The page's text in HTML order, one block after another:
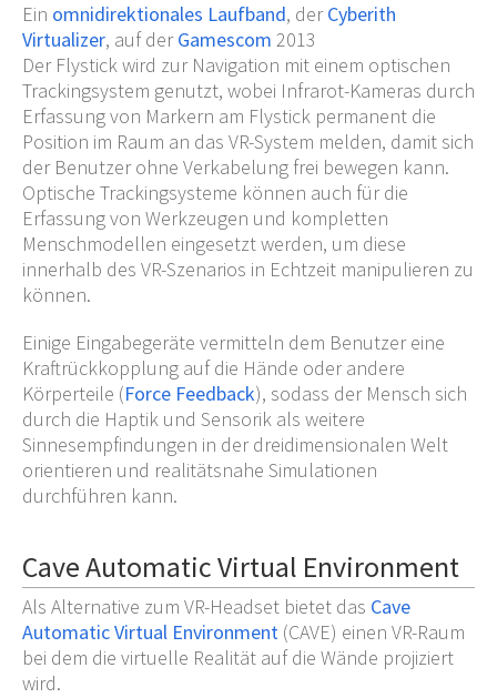
Ein omnidirektionales Laufband, derCyberith
Virtualizer, auf derGamescom 2013
Der Flystick wird zur Navigation mit einem optischen
Trackingsystem genutzt, wobei Infrarot-Kameras durch
Erfassung von Markern am Flystick permanent die
Position im Raum an das VR-System melden, damit sich
der Benutzer ohne Verkabelung frei bewegen kann.
Optische Trackingsysteme können auch für die
Erfassung von Werkzeugen und kompletten
Menschmodellen eingesetzt werden, um diese
innerhalb des VR-Szenarios in Echtzeit manipulieren zu
können.
Einige Eingabegeräte vermitteln dem Benutzer eine
Kraftrückkopplung auf die Hände oder andere
Körperteile (Force Feedback), sodass der Mensch sich
durch die Haptik und Sensorik als weitere
Sinnesempfindungen in der dreidimensionalen Welt
orientieren und realitätsnahe Simulationen
durchführen kann.
Cave Automatic Virtual Environment
Als Alternative zum VR-Headset bietet das Cave
Automatic Virtual Environment (CAVE) einen VR-Raum
bei dem die virtuelle Realität auf die Wände projiziert
wird.